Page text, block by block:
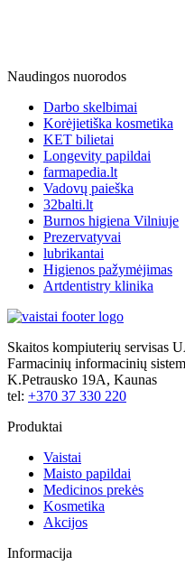
Naudingos nuorodos
Darbo skelbimai
Korėjietiška kosmetika
KET bilietai
Longevity papildai
farmapedia.lt
Vadovų paieška
32balti.lt
Burnos higiena Vilniuje
Prezervatyvai
lubrikantai
Higienos pažymėjimas
Artdentistry klinika
Skaitos kompiuterių servisas
Farmacinių informacinių
K.Petrausko 19A, Kaunas
tel: +370 37 330 220
Produktai
Vaistai
Maisto papildai
Medicinos prekės
Kosmetika
Akcijos
Informacija